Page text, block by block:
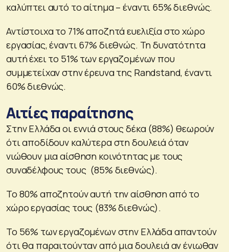
καλύπτει αυτό το αίτημα – έναντι 65% διεθνώς.
Αντίστοιχα το 71% αποζητά ευελιξία στο χώρο
εργασίας, έναντι 67% διεθνώς. Τη δυνατότητα
αυτή έχει το 51% των εργαζομένων που
συμμετείχαν στην έρευνα της Randstand, έναντι
60% διεθνώς.
Αιτίες παραίτησης
Στην Ελλάδα οι εννιά στους δέκα (88%) θεωρούν
ότι αποδίδουν καλύτερα στη δουλειά όταν
νιώθουν μια αίσθηση κοινότητας με τους
συναδέλφους τους (85% διεθνώς).
Το 80% αποζητούν αυτή την αίσθηση από το
χώρο εργασίας τους (83% διεθνώς).
Το 56% των εργαζομένων στην Ελλάδα απαντούν
ότι θα παραιτούνταν από μια δουλειά αν ένιωθαν